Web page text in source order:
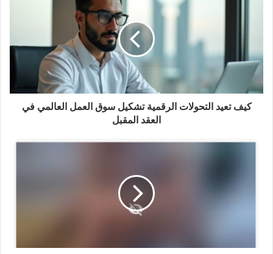
كيف تعيد التحولات الرقمية تشكيل سوق العمل العالمي في
العقد المقبل